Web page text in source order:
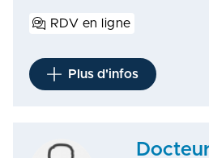
RDV en ligne
Plus d'infos